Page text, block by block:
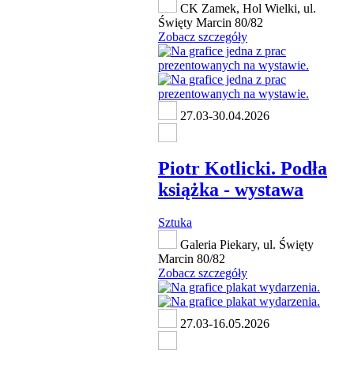
CK Zamek, Hol Wielki, ul.
Święty Marcin 80/82
Zobacz szczegóły
27.03-30.04.2026
Piotr Kotlicki. Podła
książka - wystawa
Sztuka
Galeria Piekary, ul. Święty
Marcin 80/82
Zobacz szczegóły
27.03-16.05.2026